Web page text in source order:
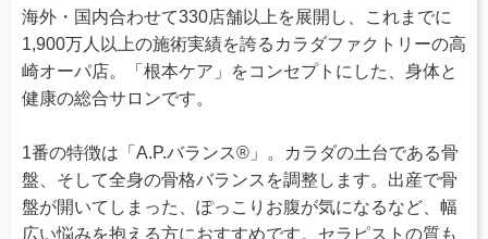
海外・国内合わせて330店舗以上を展開し、これまでに
1,900万人以上の施術実績を誇るカラダファクトリーの高
崎オーパ店。「根本ケア」をコンセプトにした、身体と
健康の総合サロンです。
1番の特徴は「A.P.バランス®」。カラダの土台である骨
盤、そして全身の骨格バランスを調整します。出産で骨
盤が開いてしまった、ぽっこりお腹が気になるなど、幅
広い悩みを抱える方におすすめです。セラピストの質も